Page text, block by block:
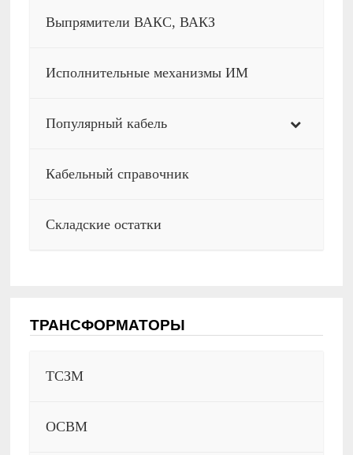
Выпрямители ВАКС, ВАКЗ
Исполнительные механизмы ИМ
Популярный кабель
Кабельный справочник
Складские остатки
ТРАНСФОРМАТОРЫ
ТСЗМ
ОСВМ